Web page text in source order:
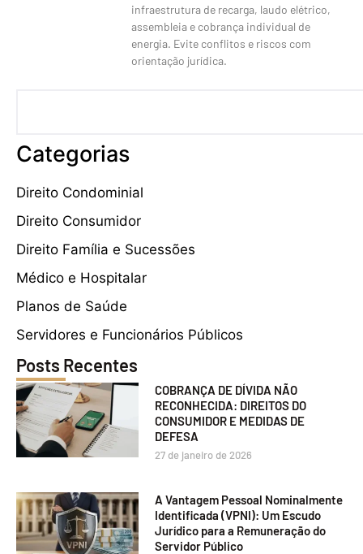
infraestrutura de recarga, laudo elétrico,
assembleia e cobrança individual de
energia. Evite conflitos e riscos com
orientação jurídica.
Categorias
Direito Condominial
Direito Consumidor
Direito Família e Sucessões
Médico e Hospitalar
Planos de Saúde
Servidores e Funcionários Públicos
Posts Recentes
COBRANÇA DE DÍVIDA NÃO
RECONHECIDA: DIREITOS DO
CONSUMIDOR E MEDIDAS DE
DEFESA
27 de janeiro de 2026
A Vantagem Pessoal Nominalmente
Identificada (VPNI): Um Escudo
Jurídico para a Remuneração do
Servidor Público